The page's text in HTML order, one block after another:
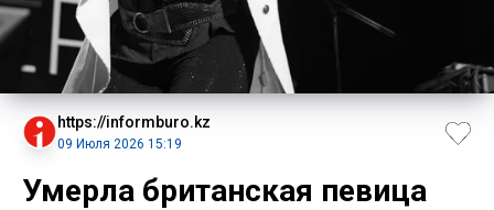
https://informburo.kz
09 Июля 2026 15:19
Умерла британская певица